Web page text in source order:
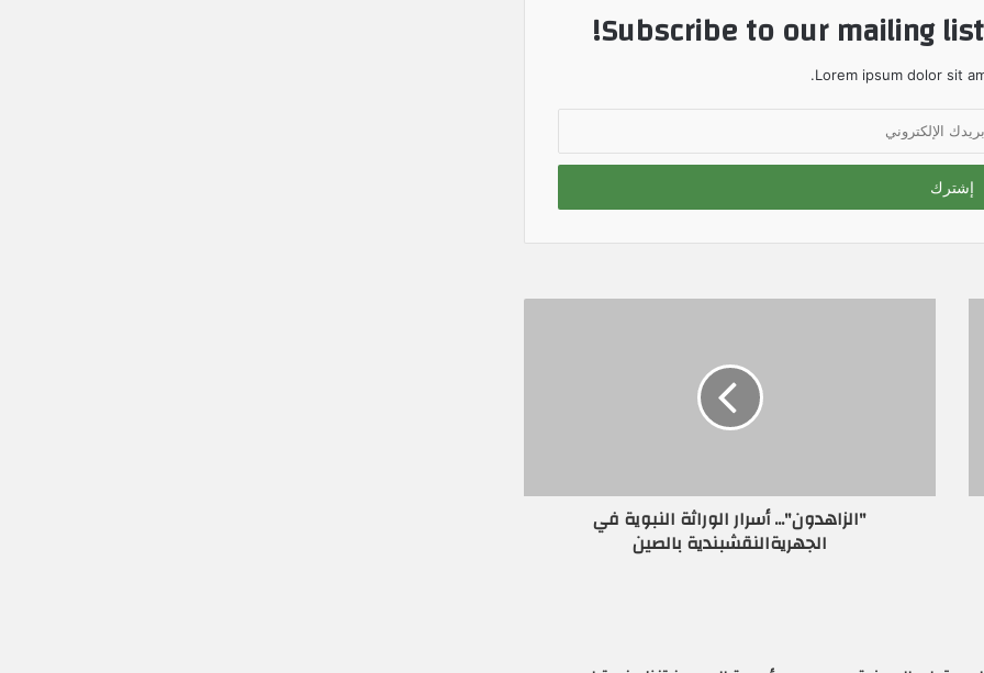
Subscribe to our mailing
Lorem ipsum dolor sit
"الزاهدون"... أسرار الوراثة النبوية في
الجهريةالنقشبندية بالصين